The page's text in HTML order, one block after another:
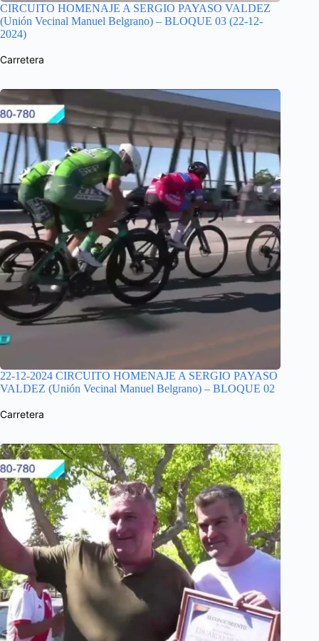
CIRCUITO HOMENAJE A SERGIO PAYASO VALDEZ
(Unión Vecinal Manuel Belgrano) – BLOQUE 03 (22-12-
2024)
Carretera
22-12-2024 CIRCUITO HOMENAJE A SERGIO PAYASO
VALDEZ (Unión Vecinal Manuel Belgrano) – BLOQUE 02
Carretera